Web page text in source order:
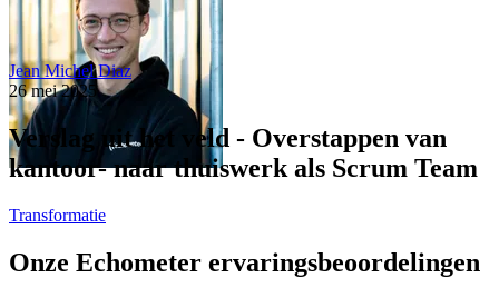
Jean Michel Diaz
26 mei 2025
Verslag uit het veld - Overstappen van
kantoor- naar thuiswerk als Scrum Team
Transformatie
Onze Echometer ervaringsbeoordelingen